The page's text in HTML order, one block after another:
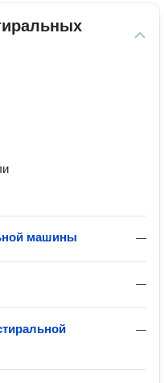
—
машины
—
—